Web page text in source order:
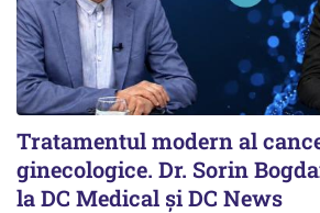
Tratamentul modern al
ginecologice. Dr. Sorin
la DC Medical și DC News